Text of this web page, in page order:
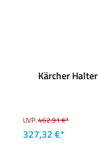
Kärcher
UVP:462,91 €*
327,32 €*